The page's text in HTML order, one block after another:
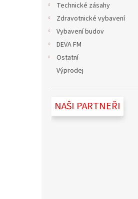
Technické zásahy
Zdravotnické vybavení
Vybavení budov
DEVA FM
Ostatní
Výprodej
NAŠI PARTNEŘI